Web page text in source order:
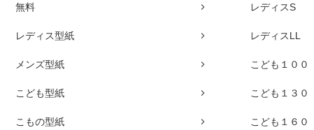
無料
レディス型紙
メンズ型紙
こども型紙
こもの型紙
レディスS
レディスLL
こども１００
こども１３０
こども１６０